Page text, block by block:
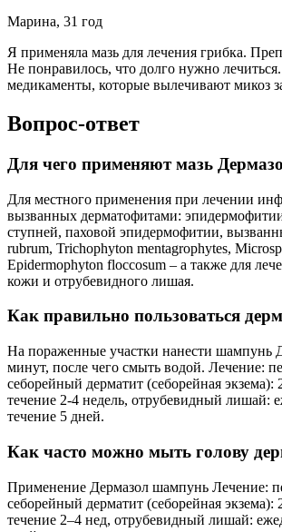
Марина, 31 год
Я применяла мазь для лечения грибка.
Не понравилось, что долго нужно
медикаменты, которые вылечивают микоз
Вопрос-ответ
Для чего применяют мазь
Для местного применения при лечении
вызванных дерматофитами:
ступней, паховой эпидермофитии,
rubrum, Trichophyton mentagrophytes,
Epidermophyton floccosum – а также для
кожи и отрубевидного лишая.
Как правильно пользоваться
На пораженные участки нанести шампунь
минут, после чего смыть водой. Лечение:
себорейный дерматит (себорейная экзема):
течение 2-4 недель, отрубевидный лишай:
течение 5 дней.
Как часто можно мыть голову
Применение Дермазол шампунь Лечение:
себорейный дерматит (себорейная экзема):
течение 2–4 нед, отрубевидный лишай: